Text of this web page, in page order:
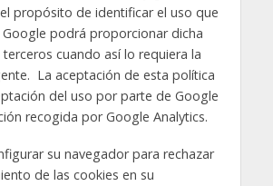
propósito de identificar el uso que
Google podrá proporcionar dicha
cuando así lo requiera la
La aceptación de esta política
del uso por parte de Google
recogida por Google Analytics.
su navegador para rechazar
de las cookies en su